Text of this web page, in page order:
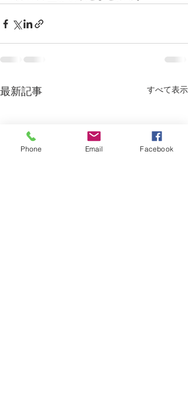
最新記事 すべて表示
Phone Email Facebook